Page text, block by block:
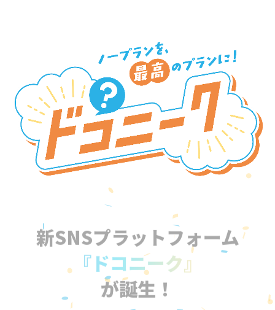
新SNSプラットフォーム
『ドコニーク』
が誕生！